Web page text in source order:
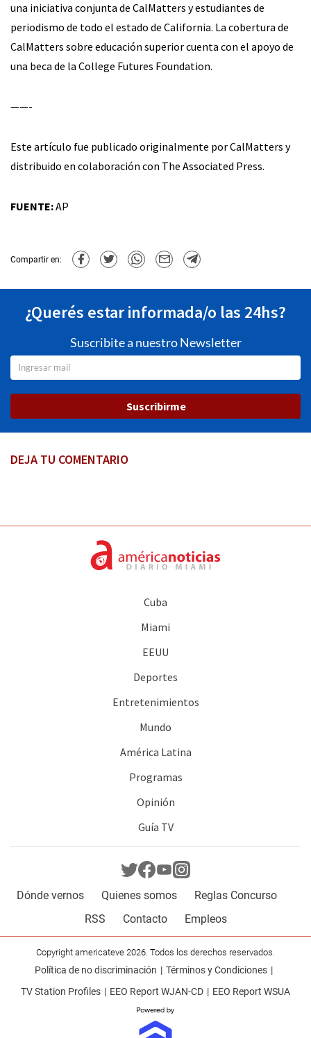
una iniciativa conjunta de CalMatters y estudiantes de
periodismo de todo el estado de California. La cobertura de
CalMatters sobre educación superior cuenta con el apoyo de
una beca de la College Futures Foundation.
——-
Este artículo fue publicado originalmente por CalMatters y
distribuido en colaboración con The Associated Press.
FUENTE:AP
Compartir en:
¿Querés estar informada/o las 24hs?
Suscribite a nuestro Newsletter
Suscribirme
DEJA TU COMENTARIO
Cuba
Miami
EEUU
Deportes
Entretenimientos
Mundo
América Latina
Programas
Opinión
Guía TV
Dónde vernos Quienes somos
Reglas Concurso
RSS
Contacto Empleos
Copyright americateve 2026. Todos los derechos reservados.
Política de no discriminación
Términos y Condiciones
TV Station Profiles
EEO Report WJAN-CD EEO Report WSUA